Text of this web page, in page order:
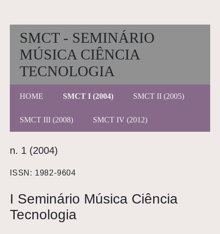
SMCT - SEMINÁRIO
MÚSICA CIÊNCIA
TECNOLOGIA
HOME SMCT I (2004) SMCT II (2005)
SMCT III (2008) SMCT IV (2012)
n. 1 (2004)
ISSN: 1982-9604
I Seminário Música Ciência
Tecnologia